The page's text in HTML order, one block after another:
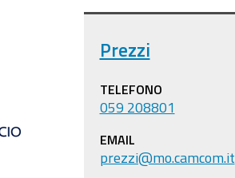
Prezzi
TELEFONO
059 208801
EMAIL
prezzi@mo.camcom.it